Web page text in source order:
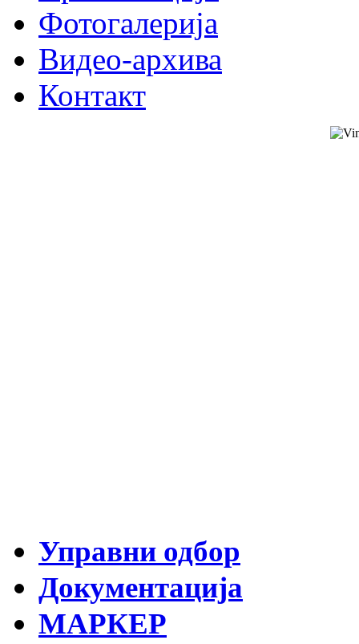
Фотогалерија
Видео-архива
Контакт
Управни одбор
Документација
МАРКЕР